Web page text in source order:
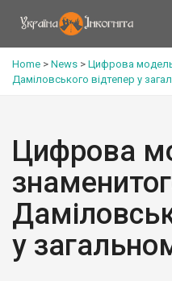
Home > News > Цифрова
Даміловського відтепер у
Цифрова
у